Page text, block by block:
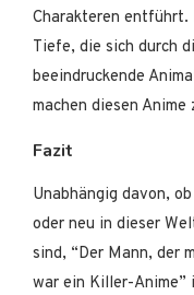
Charakteren entführt.
Tiefe, die sich durch
beeindruckende
machen diesen
Fazit
Unabhängig davon,
oder neu in dieser
sind, “Der Mann, der
war ein Killer-